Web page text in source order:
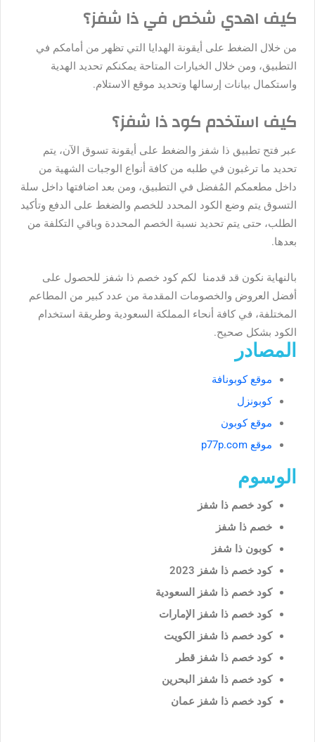
كيف اهدي شخص في ذا شفز؟
من خلال الضغط على أيقونة الهدايا التي تظهر من أمامكم في
التطبيق، ومن خلال الخيارات المتاحة يمكنكم تحديد الهدية
واستكمال بيانات إرسالها وتحديد موقع الاستلام.
كيف استخدم كود ذا شفز؟
عبر فتح تطبيق ذا شفز والضغط على أيقونة تسوق الآن، يتم
تحديد ما ترغبون في طلبه من كافة أنواع الوجبات الشهية من
داخل مطعمكم المُفضل في التطبيق، ومن بعد اضافتها داخل سلة
التسوق يتم وضع الكود المحدد للخصم والضغط على الدفع وتأكيد
الطلب، حتى يتم تحديد نسبة الخصم المحددة وباقي التكلفة من
بعدها.
بالنهاية نكون قد قدمنا لكم كود خصم ذا شفز للحصول على
أفضل العروض والخصومات المقدمة من عدد كبير من المطاعم
المختلفة، في كافة أنحاء المملكة السعودية وطريقة استخدام
الكود بشكل صحيح.
المصادر
موقع كوبونافة
كوبونزل
موقع كوبون
موقع p77p.com
الوسوم
كود خصم ذا شفز
خصم ذا شفز
كوبون ذا شفز
كود خصم ذا شفز 2023
كود خصم ذا شفز السعودية
كود خصم ذا شفز الإمارات
كود خصم ذا شفز الكويت
كود خصم ذا شفز قطر
كود خصم ذا شفز البحرين
كود خصم ذا شفز عمان